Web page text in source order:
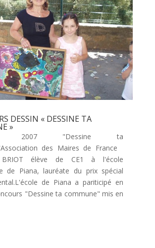
DESSIN « DESSINE TA
»
2007 "Dessine ta
des Maires de France
BRIOT élève de CE1 à l'école
de Piana, lauréate du prix spécial
de Piana a pariticipé en
"Dessine ta commune" mis en